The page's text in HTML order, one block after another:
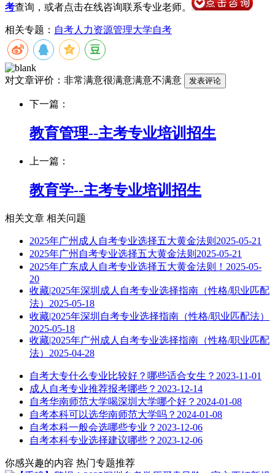
考查询，或者点击在线咨询联系专业老师。
相关专题： 自考人力资源管理大学自考
对文章评价： 非常满意很满意满意不满意
下一篇：
教育管理--主考专业培训招生
上一篇：
教育学--主考专业培训招生
相关文章 相关问题
2025年广州成人自考专业选择五大黄金法则 2025-05-21
2025年广州自考专业选择五大黄金法则 2025-05-21
2025年广东成人自考专业选择五大黄金法则！ 2025-05-
20
收藏|2025年深圳成人自考专业选择指南（性格/职业匹配
法） 2025-05-18
收藏|2025年深圳自考专业选择指南（性格/职业匹配法）
2025-05-18
收藏|2025年广州成人自考专业选择指南（性格/职业匹配
法） 2025-04-28
自考大专什么专业比较好？哪些适合女生？ 2023-11-01
成人自考专业推荐报考哪些？ 2023-12-14
自考华南师范大学喝深圳大学哪个好？ 2024-01-08
自考本科可以选华南师范大学吗？ 2024-01-08
自考本科一般会选哪些专业？ 2023-12-06
自考本科专业选择建议哪些？ 2023-12-06
你感兴趣的内容 热门专题推荐